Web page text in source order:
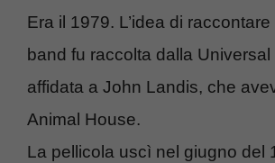
Era il 1979. L’idea di
band fu raccolta dalla Universal
affidata a John Landis, che
Animal House.
La pellicola uscì nel giugno del